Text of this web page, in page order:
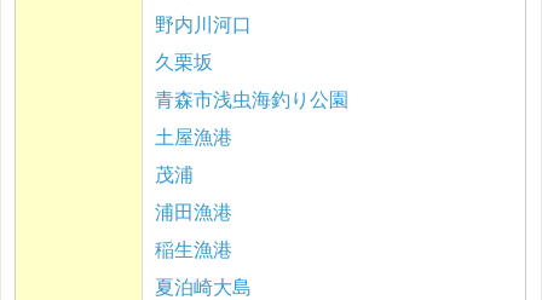
野内川河口
久栗坂
青森市浅虫海釣り公園
土屋漁港
茂浦
浦田漁港
稲生漁港
夏泊崎大島